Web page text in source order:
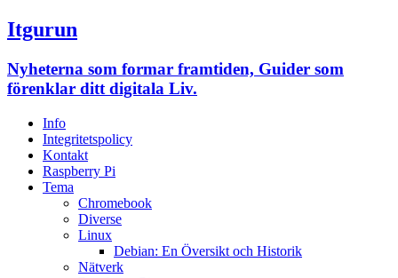
Itgurun
Nyheterna som formar framtiden, Guider som
förenklar ditt digitala Liv.
Info
Integritetspolicy
Kontakt
Raspberry Pi
Tema
Chromebook
Diverse
Linux
Debian: En Översikt och Historik
Nätverk